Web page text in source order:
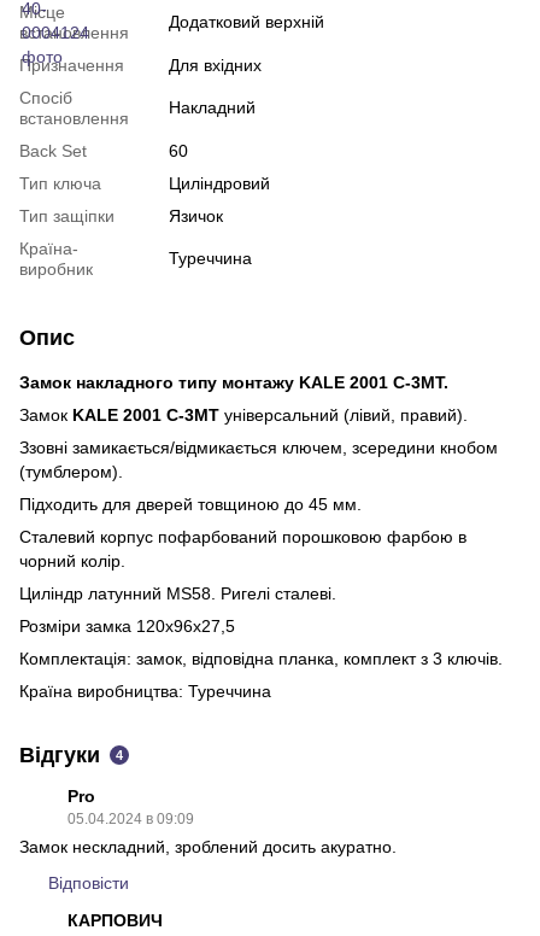
Місце
встановлення
Додатковий верхній
Призначення
Для вхідних
Спосіб
встановлення
Накладний
Back Set
60
Тип ключа
Циліндровий
Тип защіпки
Язичок
Країна-
виробник
Туреччина
Опис
Замок накладного типу монтажу KALE 2001 С-3МТ.
Замок KALE 2001 С-3МТ універсальний (лівий, правий).
Ззовні замикається/відмикається ключем, зсередини кнобом
(тумблером).
Підходить для дверей товщиною до 45 мм.
Сталевий корпус пофарбований порошковою фарбою в
чорний колір.
Циліндр латунний MS58. Ригелі сталеві.
Розміри замка 120х96х27,5
Комплектація: замок, відповідна планка, комплект з 3 ключів.
Країна виробництва: Туреччина
Відгуки 4
Pro
05.04.2024 в 09:09
Замок нескладний, зроблений досить акуратно.
Відповісти
КАРПОВИЧ